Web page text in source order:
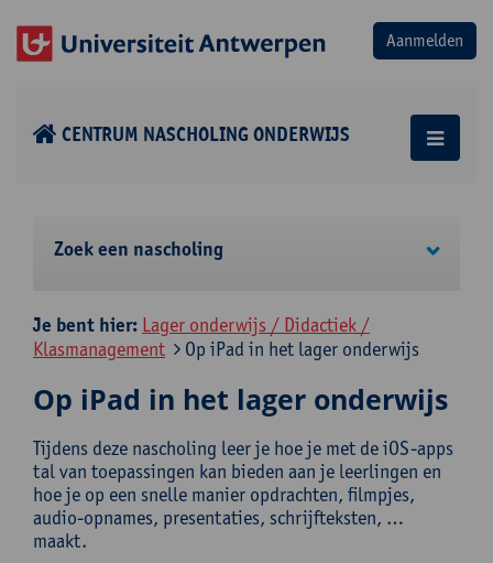
CENTRUM NASCHOLING ONDERWIJS
Zoek een nascholing
Je bent hier: Lager onderwijs / Didactiek /
Klasmanagement
Op iPad in het lager onderwijs
Op iPad in het lager onderwijs
Tijdens deze nascholing leer je hoe je met de iOS-apps
tal van toepassingen kan bieden aan je leerlingen en
hoe je op een snelle manier opdrachten, filmpjes,
audio-opnames, presentaties, schrijfteksten, …
maakt.